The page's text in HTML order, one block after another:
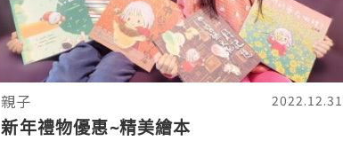
親子 2022.12.31
新年禮物優惠~精美繪本